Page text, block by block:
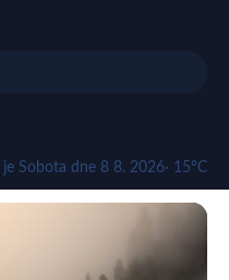
je Sobota dne 8 8. 2026· 15°C